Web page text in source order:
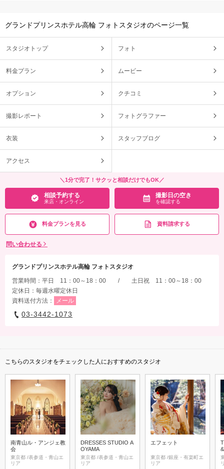
グランドプリンスホテル高輪 フォトスタジオのページ一覧
スタジオトップ フォト
料金プラン ムービー
オプション クチコミ
撮影レポート フォトグラファー
衣装 スタッフブログ
アクセス
＼1分で完了！サクッと相談だけでもOK／
相談予約する
来店・オンライン
撮影日の空き
を確認する
料金プランを見る 資料請求する
問い合わせる
グランドプリンスホテル高輪 フォトスタジオ
営業時間：平日 11：00～18：00 / 土日祝 11：00～18：00
定休日：毎週水曜定休日
資料送付方法：
メール
03-3442-1073
こちらのスタジオをチェックした人におすすめのスタジオ
南青山ル・アンジェ教
会
東京都 /表参道・青山エ
リア
DRESSES STUDIO A
OYAMA
東京都 /表参道・青山エ
リア
エフェット
東京都 /銀座・有楽町エ
リア
東